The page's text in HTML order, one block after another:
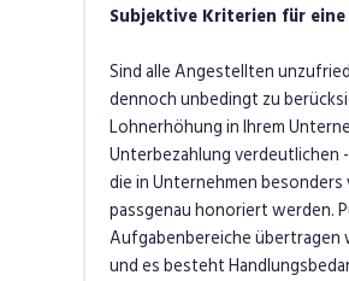
Subjektive Kriterien für
Sind alle Angestellten
dennoch unbedingt zu
Lohnerhöhung in Ihrem
Unterbezahlung verdeutlichen
die in Unternehmen
passgenau honoriert werden.
Aufgabenbereiche übertragen
und es besteht